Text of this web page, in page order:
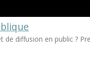
de diffusion en public ?